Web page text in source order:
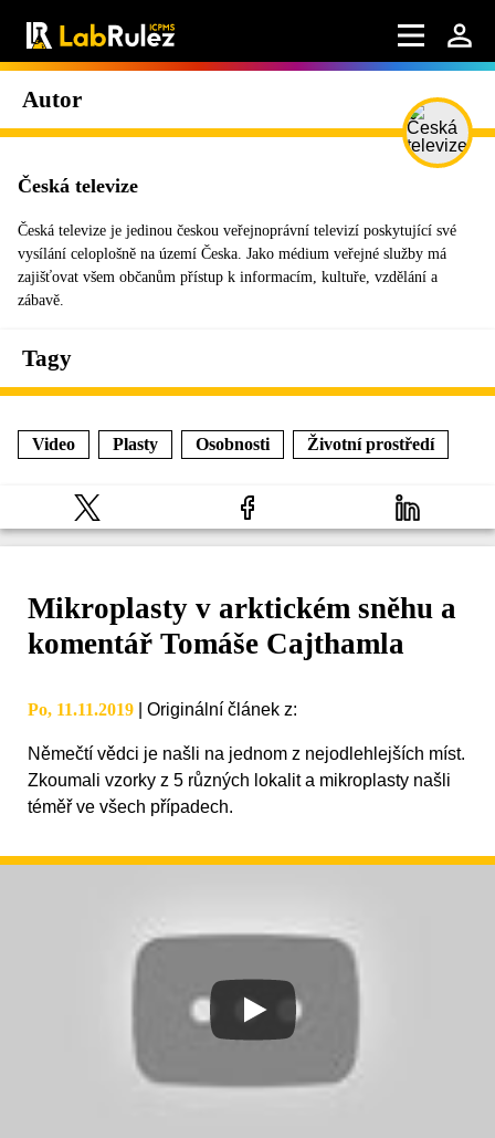
Autor
Česká televize
Česká televize je jedinou českou veřejnoprávní televizí poskytující své
vysílání celoplošně na území Česka. Jako médium veřejné služby má
zajišťovat všem občanům přístup k informacím, kultuře, vzdělání a
zábavě.
Tagy
Video Plasty Osobnosti Životní prostředí
Mikroplasty v arktickém sněhu a
komentář Tomáše Cajthamla
Po, 11.11.2019 Originální článek z:
Němečtí vědci je našli na jednom z nejodlehlejších míst.
Zkoumali vzorky z 5 různých lokalit a mikroplasty našli
téměř ve všech případech.